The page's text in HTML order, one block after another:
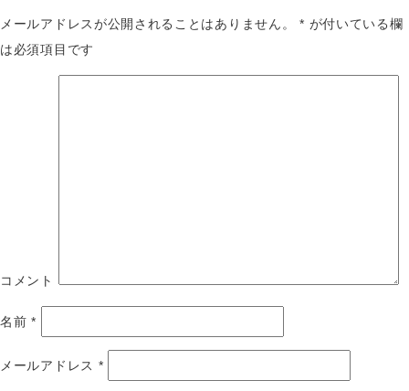
メールアドレスが公開されることはありません。 * が付いている欄
は必須項目です
コメント
名前*
メールアドレス *